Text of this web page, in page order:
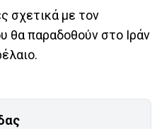
σχετικά με τον
θα παραδοθούν στο Ιράν